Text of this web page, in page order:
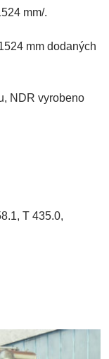
mm/.
mm dodaných
NDR vyrobeno
T 435.0,